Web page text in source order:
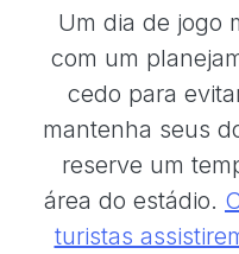
Um dia de jogo
com um
cedo para
mantenha seus
reserve um
área do estádio.
turistas